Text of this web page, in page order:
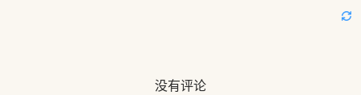
没有评论